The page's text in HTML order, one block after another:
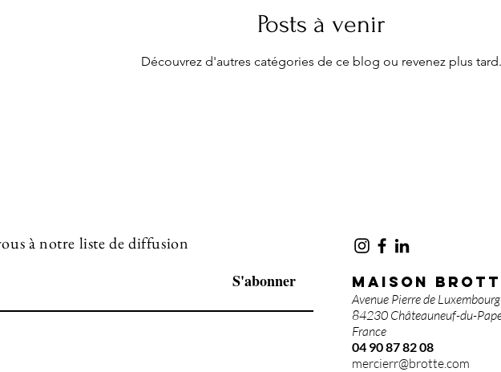
Posts à venir
Découvrez d'autres catégories de ce blog ou revenez plus tard.
à notre liste de diffusion
S'abonner MAISON
Avenue Pierre de Luxembourg
84230 Châteauneuf-du-
France
04 90 87 82 08
mercierr@brotte.com